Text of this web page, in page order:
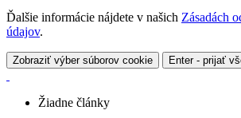
Ďalšie informácie nájdete v našich Zásadách
údajov.
Zobraziť výber súborov cookie Enter - prijať
Žiadne články